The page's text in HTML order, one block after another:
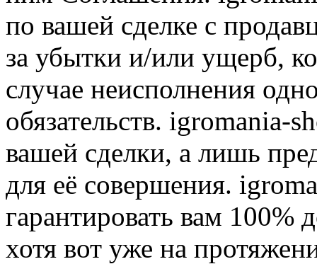
по вашей сделке с
за убытки и/или ущерб,
случае неисполнения
обязательств. igromania-
вашей сделки, а лишь
для её совершения.
гарантировать вам 100%
хотя вот уже на